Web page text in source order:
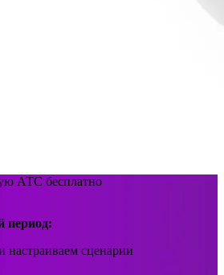
АТС бесплатно
период:
сценарии